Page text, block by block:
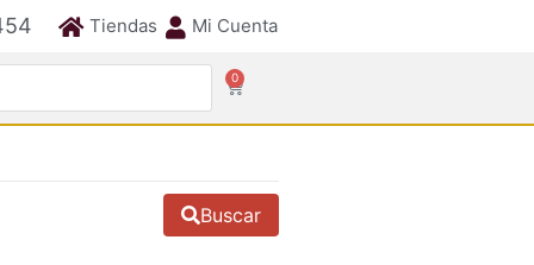
Tiendas Mi Cuenta
0
Cart
Buscar